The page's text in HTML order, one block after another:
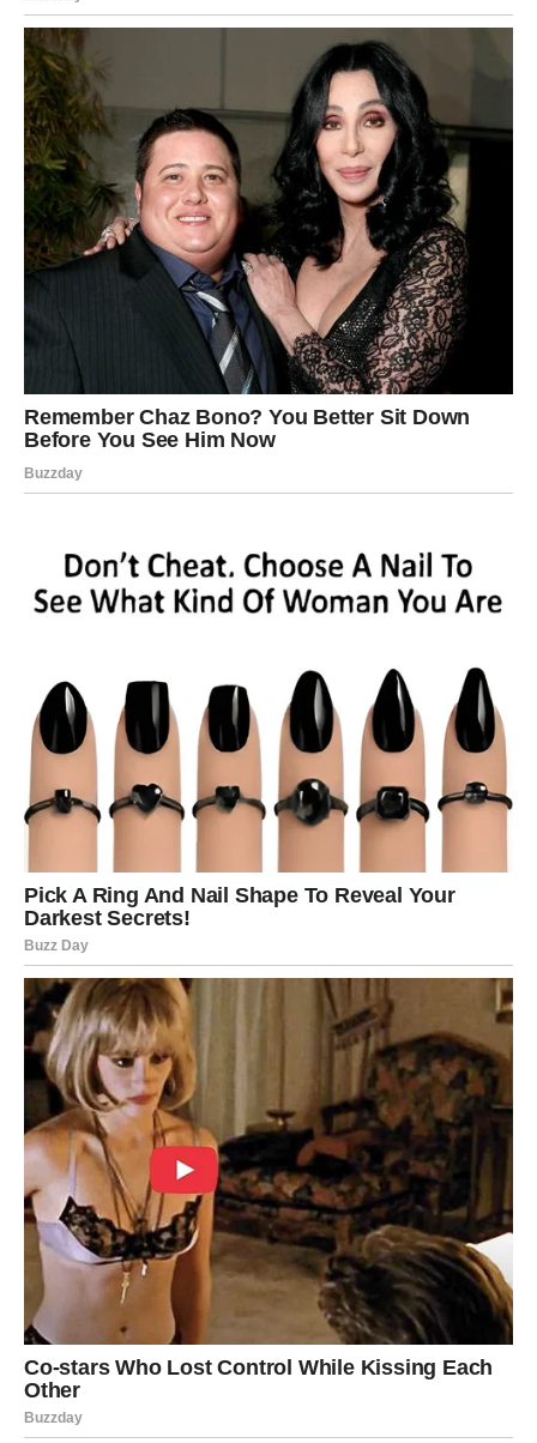
Nije.
Suprotnost ljubavi je ravnodušnost.
Kada te neko voli, reaguje. Možda se nekada naljuti,
možda bude ljubomoran ili zabrinut, ali pokazuje emocije.
Kada mu postane svejedno, tada nastaje pravi problem.
Ako ga više ne zanima gdje si, kako si, s kim provodiš
vrijeme ili šta osjećaš, moguće je da je emocionalna
povezanost već ozbiljno narušena.
Ne pokušava da riješi probleme
Razlika između osobe koja voli i osobe koja je odustala
jeste u tome što ona koja voli pokušava pronaći rješenje.
Kada partner više ne želi razgovarati o problemima, ne
želi tražiti kompromis i ponaša se kao da ga nije briga
hoće li veza opstati ili ne, to je znak da je možda već
emocionalno otišao iz odnosa.
Ljubav se ne pokazuje samo u lijepim trenucima. Ljubav
je teško.
Osjećaš se usamljeno pored njega
Možda je ovo najvažniji znak od svih.
Možeš biti sama i osjećati se dobro. Ali kada si u vezi, a
osjećaš se usamljeno, zanemareno i nevidljivo, tada